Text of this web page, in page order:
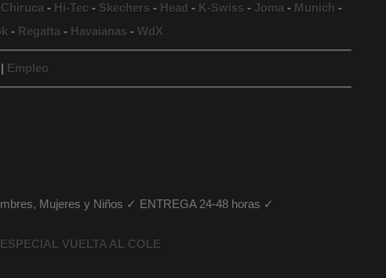
Chiruca - Hi-Tec- Skechers- Head - K-Swiss- Joma - Munich -
- Regatta - Havaianas -WdX
Empleo
Mujeres y Niños ✓ ENTREGA 24-48 horas ✓
ESPECIAL VUELTA AL COLE